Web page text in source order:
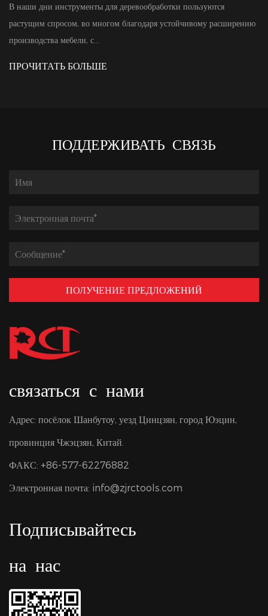
деревообработки пользуются
благодаря устойчивому расширению
Для промышленных
первоочередное
ПОДДЕРЖИВАТЬ СВЯЗЬ
ПОЛУЧЕНИЕ ПРЕДЛОЖЕНИЙ
связаться с нами
Адрес: посёлок Шанбутоу, уезд Цинцзян, город Юэцин,
провинция Чжэцзян, Китай.
ФАКС: +86-577-62276882
Электронная почта: info@zjrctools.com
Подписывайтесь
на нас